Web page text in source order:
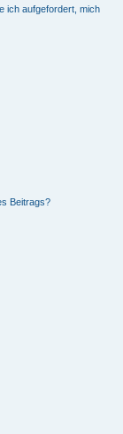
ich aufgefordert, mich
Beitrags?